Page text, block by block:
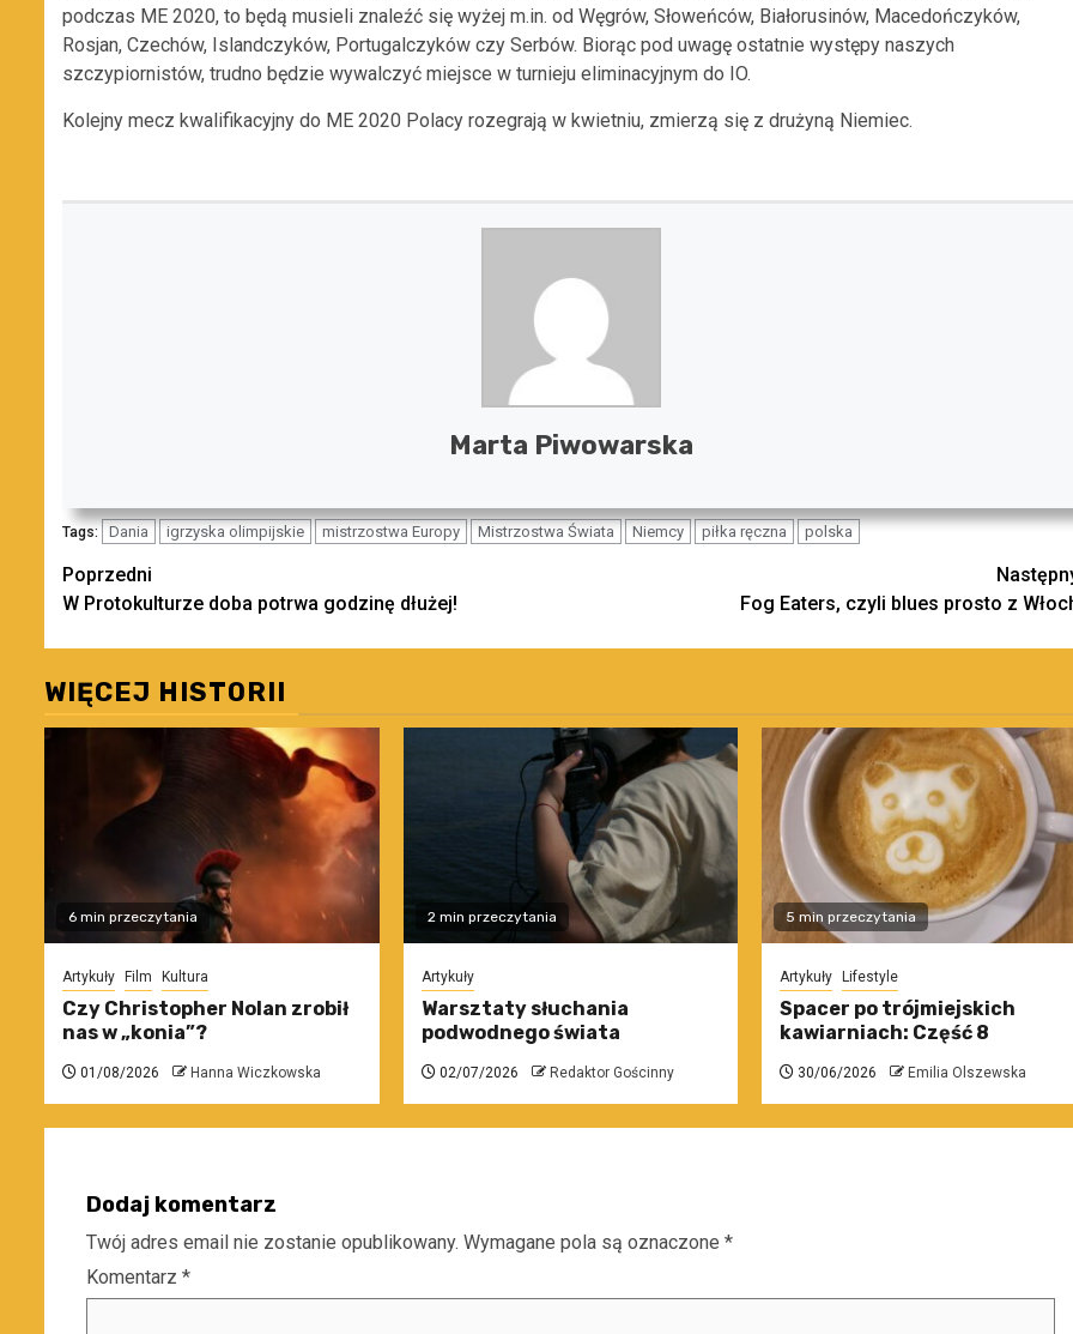
podczas ME 2020, to będą musieli znaleźć się wyżej m.in. od Węgrów, Słoweńców, Białorusinów, Macedończyków,
Rosjan, Czechów, Islandczyków, Portugalczyków czy Serbów. Biorąc pod uwagę ostatnie występy naszych
szczypiornistów, trudno będzie wywalczyć miejsce w turnieju eliminacyjnym do IO.
Kolejny mecz kwalifikacyjny do ME 2020 Polacy rozegrają w kwietniu, zmierzą się z drużyną Niemiec.
Marta Piwowarska
Tags: Dania igrzyska olimpijskie mistrzostwa Europy Mistrzostwa Świata Niemcy piłka ręczna polska
Zobacz
wpisy
Poprzedni
W Protokulturze doba potrwa godzinę dłużej!
Fog Eaters, czyli blues prosto z
WIĘCEJ HISTORII
6 min przeczytania
Artykuły Film Kultura
Czy Christopher Nolan zrobił
nas w „konia”?
01/08/2026 Hanna Wiczkowska
2 min przeczytania
Artykuły
Warsztaty słuchania
podwodnego świata
02/07/2026 Redaktor Gościnny
5 min przeczytania
Artykuły Lifestyle
Spacer po trójmiejskich
kawiarniach: Część 8
30/06/2026 Emilia Olszewska
Dodaj komentarz
Twój adres email nie zostanie opublikowany. Wymagane pola są oznaczone *
Komentarz *